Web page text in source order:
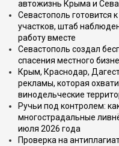
автожизнь Крыма и
Севастополь готовится
участков, штаб
работу вместе
Севастополь создал
спасения местного
Крым, Краснодар,
рекламы, которая
винодельческие
Ручьи под контролем:
многострадальные
июля 2026 года
Проверка на